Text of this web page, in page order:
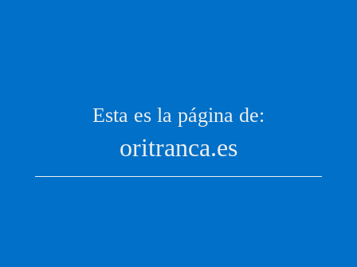
Esta es la página de:
oritranca.es